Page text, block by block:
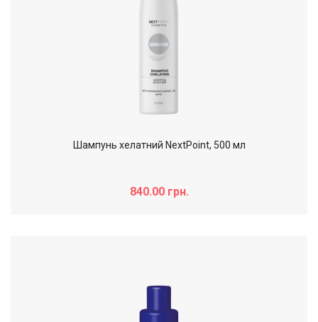
Шампунь хелатний NextPoint, 500 мл
840.00 грн.